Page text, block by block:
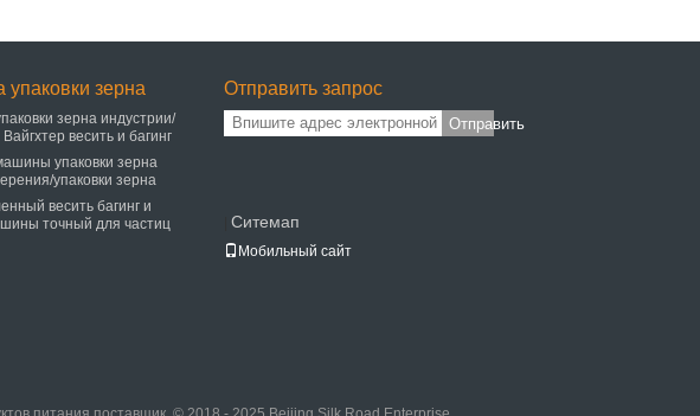
зерна
зерна индустрии/
весить и багинг
упаковки зерна
упаковки зерна
весить багинг и
точный для частиц
Отправить запрос
Отправить
Ситемап
Мобильный сайт